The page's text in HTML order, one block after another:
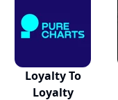
Loyalty To
Loyalty